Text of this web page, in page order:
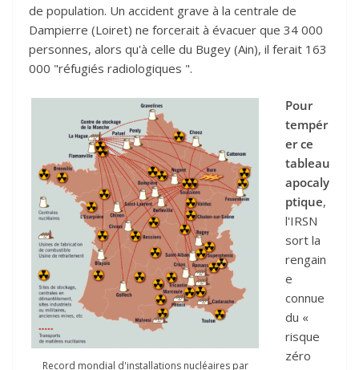
de population. Un accident grave à la centrale de
Dampierre (Loiret) ne forcerait à évacuer que 34 000
personnes, alors qu'à celle du Bugey (Ain), il ferait 163
000 "réfugiés radiologiques ".
Record mondial d'installations nucléaires par
Pour
tempér
er ce
tableau
apocaly
ptique,
l'IRSN
sort la
rengain
e
connue
du «
risque
zéro